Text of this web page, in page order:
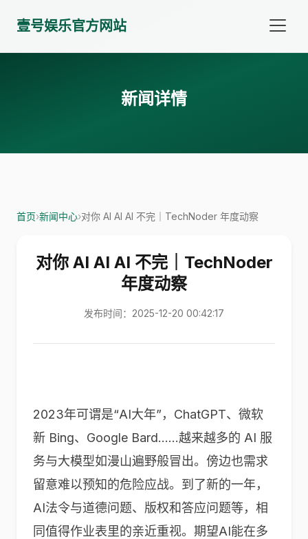
壹号娱乐官方网站
新闻详情
首页›新闻中心›对你 AI AI AI 不完｜TechNoder 年度动察
对你 AI AI AI 不完｜TechNoder
年度动察
发布时间：2025-12-20 00:42:17
2023年可谓是“AI大年”，ChatGPT、微软
新 Bing、Google Bard……越来越多的 AI 服
务与大模型如漫山遍野般冒出。傍边也需求
留意难以预知的危险应战。到了新的一年，
AI法令与道德问题、版权和答应问题等，相
同值得作业表里的亲近重视。期望AI能在多